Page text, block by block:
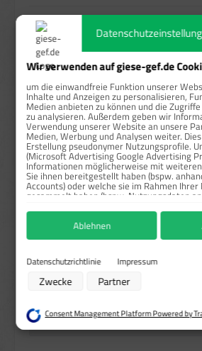
ab
Preise exkl. MwSt. zzgl. Versandkosten
Sofort verfügbar, Lieferzeit: 1-3 Tage
Größe auswählen
1,8x2,2 cm
2,5x3,1 cm 3,6x4,4 cm
7,4x10,5 cm
Materialauswählen
Haftfolie gem. BS-5609/Rollen
Signalwortauswählen
Danger
Sonderanfertigung / Druck
UN-Nummer bitte angeben*
Wir verwenden auf giese-gef.de
um die einwandfreie Funktion unserer
Inhalte und Anzeigen zu personalisieren,
Medien anbieten zu können und die
zu analysieren. Außerdem geben wir
Verwendung unserer Website an unsere
Medien, Werbung und Analysen weiter.
Erstellung pseudonymer Nutzungsprofile.
(Microsoft Advertising Google Advertising
Informationen möglicherweise mit
Sie ihnen bereitgestellt haben (bspw.
Accounts) oder welche sie im Rahmen
gesammelt haben (bspw. Nutzungsdaten
jederzeit widerrufen, indem Sie auf den
unten klicken und dort die entsprechenden
vornehmen.
Zwecke der Datenverarbeitung durch
Verwendung reduzierter Daten zur Auswahl von
Verwendung von Profilen zur Auswahl
Erstellung von Profilen zur Personalisierung von
Verwendung von Profilen zur Auswahl
Datenschutzrichtlinie Impressum
Zwecke Partner
Ablehnen
Consent Management Platform Powered by